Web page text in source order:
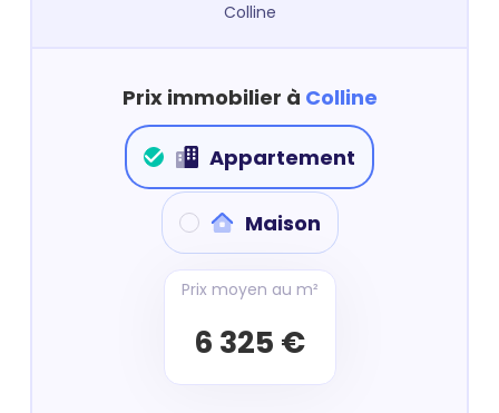
Colline
Prix immobilier à Colline
Appartement
Maison
Prix moyen au m²
6 325 €